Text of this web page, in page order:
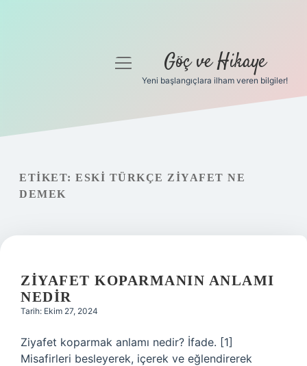
Gizlilik Politikası
Hakkımızda
menüyü
Göç ve Hikaye
Yeni başlangıçlara ilham veren bilgiler!
ETIKET: ESKI TÜRKÇE ZIYAFET NE
DEMEK
ZIYAFET KOPARMANIN ANLAMI
NEDIR
Tarih: Ekim 27, 2024
Ziyafet koparmak anlamı nedir? İfade. [1]
Misafirleri besleyerek, içerek ve eğlendirerek